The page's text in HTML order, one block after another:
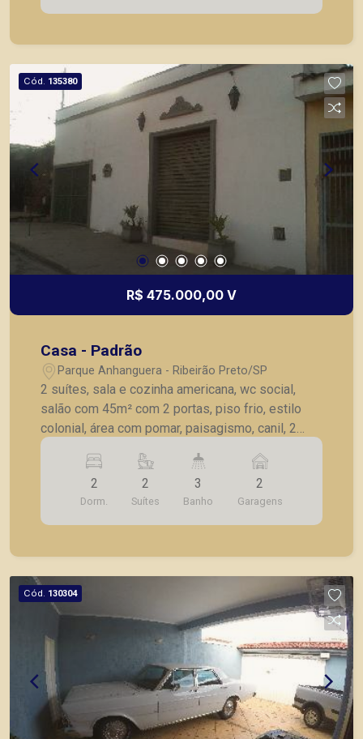
Cód. 135380
R$ 475.000,00 V
Casa - Padrão
Parque Anhanguera - Ribeirão Preto/SP
2 suítes, sala e cozinha americana, wc social,
salão com 45m² com 2 portas, piso frio, estilo
colonial, área com pomar, paisagismo, canil, 2
vagas garagem.
2
Dorm.
2
Suítes
3
Banho
2
Garagens
Cód. 130304